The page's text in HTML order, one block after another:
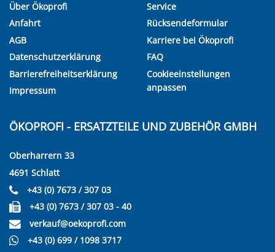
Über Ökoprofi
Anfahrt
AGB
Datenschutzerklärung
Barrierefreiheitserklärung
Impressum
Service
Rücksendeformular
Karriere bei Ökoprofi
FAQ
Cookieeinstellungen
anpassen
ÖKOPROFI - ERSATZTEILE UND ZUBEHÖR GMBH
Oberharrern 33
4691 Schlatt
+43 (0) 7673 / 307 03
+43 (0) 7673 / 307 03 - 40
verkauf@oekoprofi.com
+43 (0) 699 / 1098 3717